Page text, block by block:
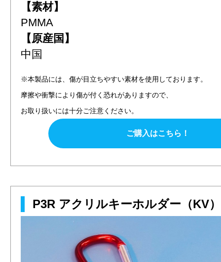
【素材】
PMMA
【原産国】
中国
※本製品には、傷が目立ちやすい素材を使用しております。
摩擦や衝撃により傷が付く恐れがありますので、
お取り扱いには十分ご注意ください。
ご購入はこちら！
P3R アクリルキーホルダー（KV）